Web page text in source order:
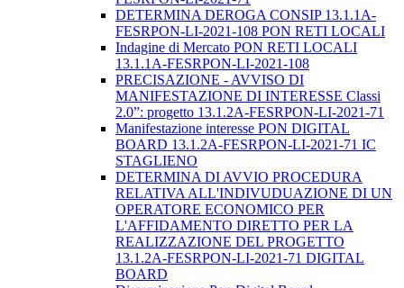
DETERMINA DEROGA CONSIP 13.1.1A-
FESRPON-LI-2021-108 PON RETI LOCALI
Indagine di Mercato PON RETI LOCALI
13.1.1A-FESRPON-LI-2021-108
PRECISAZIONE - AVVISO DI
MANIFESTAZIONE DI INTERESSE Classi
2.0”: progetto 13.1.2A-FESRPON-LI-2021-71
Manifestazione interesse PON DIGITAL
BOARD 13.1.2A-FESRPON-LI-2021-71 IC
STAGLIENO
DETERMINA DI AVVIO PROCEDURA
RELATIVA ALL'INDIVUDUAZIONE DI UN
OPERATORE ECONOMICO PER
L'AFFIDAMENTO DIRETTO PER LA
REALIZZAZIONE DEL PROGETTO
13.1.2A-FESRPON-LI-2021-71 DIGITAL
BOARD